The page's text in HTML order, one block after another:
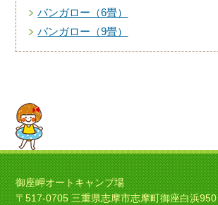
バンガロー（6畳）
バンガロー（9畳）
御座岬オートキャンプ場
〒517-0705 三重県志摩市志摩町御座白浜950